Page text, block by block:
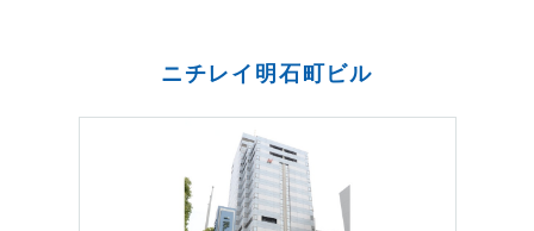
ニチレイ明石町ビル